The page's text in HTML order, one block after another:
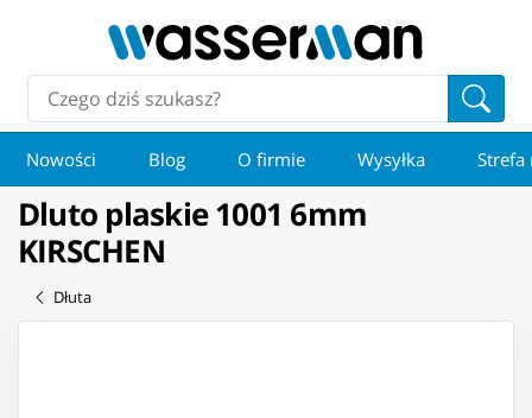
Nowości Blog O firmie Wysyłka Strefa
Dluto plaskie 1001 6mm
KIRSCHEN
Dłuta